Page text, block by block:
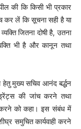
की कि किसी भी प्रकार
कर लें कि सूचना सही है या
जितना दोषी है, उतना
भी है और कानून तथा
हेतु मुख्य सचिव आनंद बर्द्धन
की जांच करने तथा
को कहा। इस संबंध में
समुचित कार्यवाही करने